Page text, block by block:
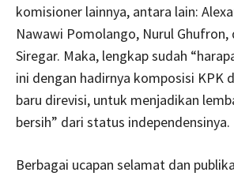
komisioner lainnya, antara lain:
Nawawi Pomolango, Nurul Ghufron,
Siregar. Maka, lengkap sudah
ini dengan hadirnya komposisi KPK
baru direvisi, untuk menjadikan
bersih” dari status independensinya.
Berbagai ucapan selamat dan